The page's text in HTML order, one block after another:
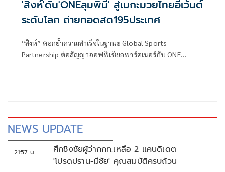
'สิงห์'ดัน'ONEลุมพินี' สู่เมกะมวยไทยอีเว้นต์
ระดับโลก ถ่ายทอดสด195ประเทศ
“สิงห์” ตอกย้ำความสำเร็จในฐานะ Global Sports
Partnership ต่อสัญญาออฟฟิเชียลพาร์ตเนอร์กับ ONE
NEWS UPDATE
21:57 น.
ศึกชิงชัยผู้ว่ากกท.เหลือ 2 แคนดิเดต
'โปรดปราน-มีชัย' คุณสมบัติครบถ้วน